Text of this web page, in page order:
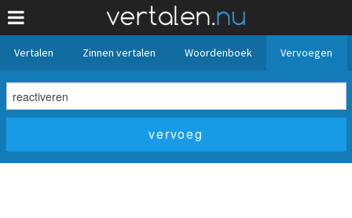
Vertalen Zinnen vertalen Woordenboek Vervoegen